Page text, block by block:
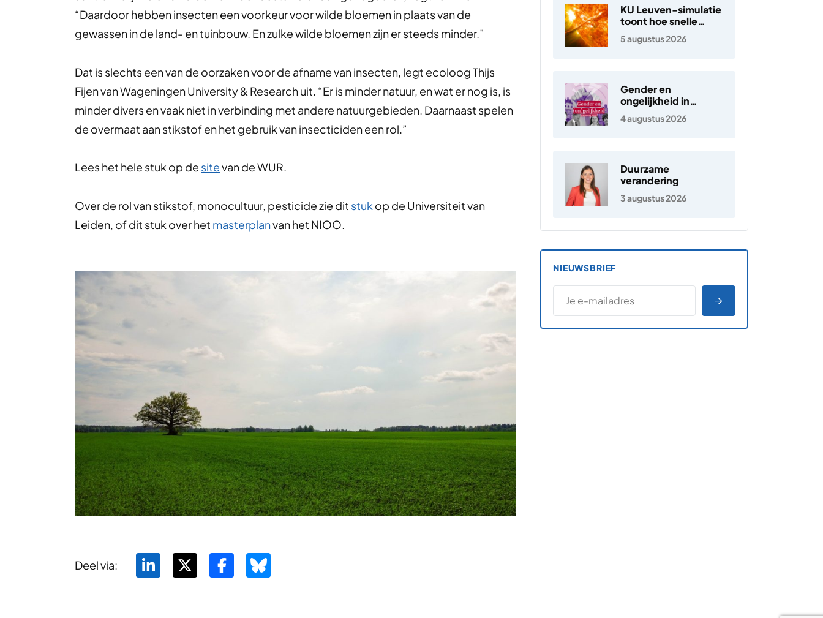
“Daardoor hebben insecten een voorkeur voor wilde bloemen in plaats van de
gewassen in de land- en tuinbouw. En zulke wilde bloemen zijn er steeds minder.”
Dat is slechts een van de oorzaken voor de afname van insecten, legt ecoloog Thijs
Fijen van Wageningen University & Research uit. “Er is minder natuur, en wat er nog is, is
minder divers en vaak niet in verbinding met andere natuurgebieden. Daarnaast spelen
de overmaat aan stikstof en het gebruik van insecticiden een rol.”
Lees het hele stuk op de sitevan de WUR.
Over de rol van stikstof, monocultuur, pesticide zie dit stuk op de Universiteit van
Leiden, of dit stuk over het masterplanvan het NIOO.
Deel via:
KU Leuven-simulatie
toont hoe snelle
elektronen in de
zonnewind ontstaan
5 augustus 2026
Gender en
ongelijkheid in
Nederland
4 augustus 2026
Duurzame
verandering
3 augustus 2026
NIEUWSBRIEF
E-MAILADRES
*
AANMELDEN